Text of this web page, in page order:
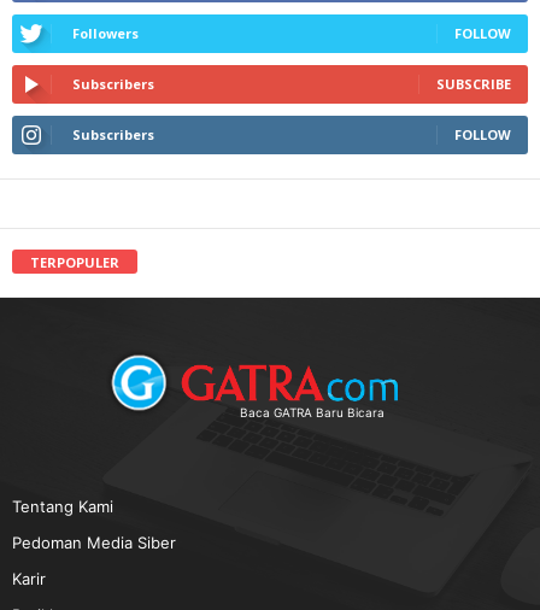
Followers FOLLOW
Subscribers SUBSCRIBE
Subscribers FOLLOW